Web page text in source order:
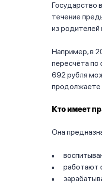
Государство
течение
из
Например, в
пересчёта по
692 рубля
продолжаете
Кто имеет
Она
работают